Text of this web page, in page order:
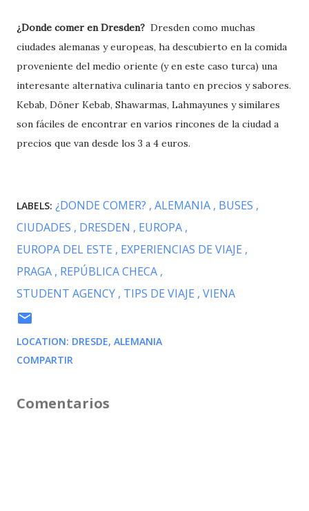
¿Donde comer en Dresden? Dresden como muchas
ciudades alemanas y europeas, ha descubierto en la comida
proveniente del medio oriente (y en este caso turca) una
interesante alternativa culinaria tanto en precios y sabores.
Kebab, Döner Kebab, Shawarmas, Lahmayunes y similares
son fáciles de encontrar en varios rincones de la ciudad a
precios que van desde los 3 a 4 euros.
LABELS: ¿DONDE COMER? ALEMANIA BUSES
CIUDADES
DRESDEN
EUROPA
EUROPA DEL ESTE
EXPERIENCIAS DE VIAJE
PRAGA REPÚBLICA CHECA
STUDENT AGENCY TIPS DE VIAJE VIENA
LOCATION: DRESDE, ALEMANIA
COMPARTIR
Comentarios